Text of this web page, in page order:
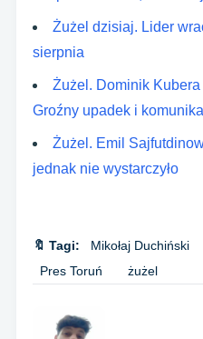
Żużel dzisiaj. Lider
sierpnia
Żużel. Dominik Kubera
Groźny upadek i
Żużel. Emil
jednak nie wystarczyło
🔖 Tagi: Mikołaj Duchiński
Pres Toruń
żużel